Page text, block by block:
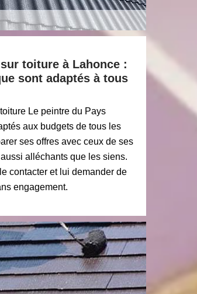
toiture à Lahonce :
sont adaptés à tous
Le peintre du Pays
aux budgets de tous les
ses offres avec ceux de ses
alléchants que les siens.
contacter et lui demander de
engagement.